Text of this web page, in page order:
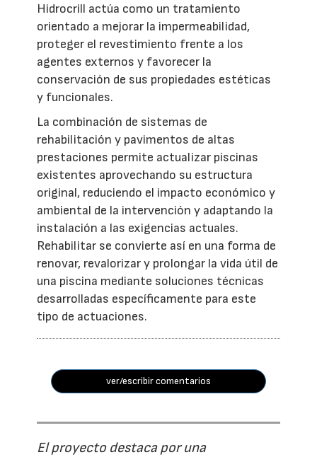
Hidrocrill actúa como un tratamiento
orientado a mejorar la impermeabilidad,
proteger el revestimiento frente a los
agentes externos y favorecer la
conservación de sus propiedades estéticas
y funcionales.
La combinación de sistemas de
rehabilitación y pavimentos de altas
prestaciones permite actualizar piscinas
existentes aprovechando su estructura
original, reduciendo el impacto económico y
ambiental de la intervención y adaptando la
instalación a las exigencias actuales.
Rehabilitar se convierte así en una forma de
renovar, revalorizar y prolongar la vida útil de
una piscina mediante soluciones técnicas
desarrolladas específicamente para este
tipo de actuaciones.
ver/escribir comentarios
El proyecto destaca por una